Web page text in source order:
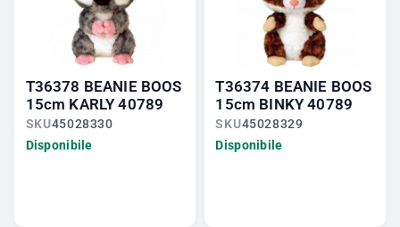
T36378 BEANIE BOOS
15cm KARLY 40789
SKU45028330
Disponibile
T36374 BEANIE BOOS
15cm BINKY 40789
SKU45028329
Disponibile